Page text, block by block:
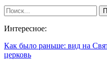
Интересное:
Как было раньше: вид на
церковь